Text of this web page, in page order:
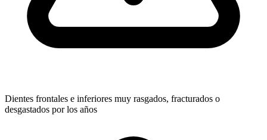
Dientes frontales e inferiores muy rasgados, fracturados o
desgastados por los años